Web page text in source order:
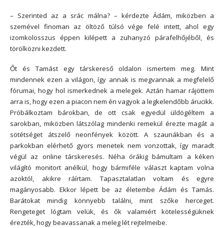
– Szerinted az a srác málna? – kérdezte Ádám, miközben a
szemével finoman az öltöző túlsó vége felé intett, ahol egy
izomkolosszus éppen kilépett a zuhanyzó párafelhőjéből, és
törölközni kezdett.
Őt és Tamást egy társkereső oldalon ismertem meg. Mint
mindennek ezen a világon, így annak is megvannak a megfelelő
fórumai, hogy hol ismerkednek a melegek. Aztán hamar rájöttem
arra is, hogy ezen a piacon nem én vagyok a legkelendőbb árucikk.
Próbálkoztam bárokban, de ott csak egyedül üldögéltem a
sarokban, miközben látszólag mindenki remekül érezte magát a
sötétséget átszelő neonfények között. A szaunákban és a
parkokban elérhető gyors menetek nem vonzottak, így maradt
végül az online társkeresés. Néha órákig bámultam a kéken
világító monitort anélkül, hogy bármiféle választ kaptam volna
azoktól, akikre ráírtam. Tapasztalatlan voltam és egyre
magányosabb. Ekkor lépett be az életembe Ádám és Tamás.
Barátokat mindig könnyebb találni, mint szőke herceget.
Rengeteget lógtam velük, és ők valamiért kötelességüknek
érezték, hogy beavassanak a meleg lét rejtelmeibe.